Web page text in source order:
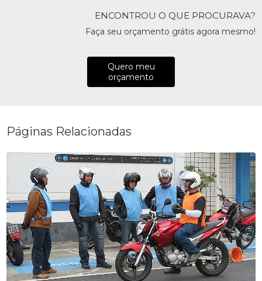
ENCONTROU O QUE PROCURAVA?
Faça seu orçamento grátis agora mesmo!
Quero meu
orçamento
Páginas Relacionadas